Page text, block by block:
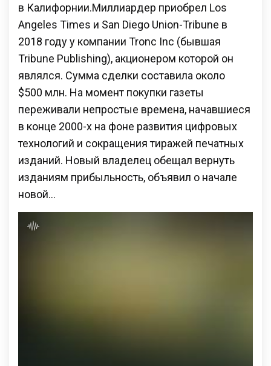
в Калифорнии.Миллиардер приобрел Los
Angeles Times и San Diego Union-Tribune в
2018 году у компании Tronc Inc (бывшая
Tribune Publishing), акционером которой он
являлся. Сумма сделки составила около
$500 млн. На момент покупки газеты
переживали непростые времена, начавшиеся
в конце 2000-х на фоне развития цифровых
технологий и сокращения тиражей печатных
изданий. Новый владелец обещал вернуть
изданиям прибыльность, объявил о начале
новой…